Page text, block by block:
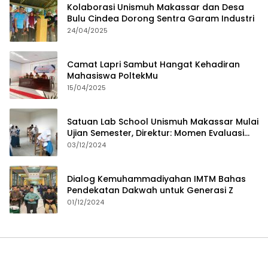
Kolaborasi Unismuh Makassar dan Desa
Bulu Cindea Dorong Sentra Garam Industri
24/04/2025
Camat Lapri Sambut Hangat Kehadiran
Mahasiswa PoltekMu
15/04/2025
Satuan Lab School Unismuh Makassar Mulai
Ujian Semester, Direktur: Momen Evaluasi
Proses Pembelajaran
03/12/2024
Dialog Kemuhammadiyahan IMTM Bahas
Pendekatan Dakwah untuk Generasi Z
01/12/2024